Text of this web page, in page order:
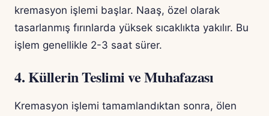
kremasyon işlemi başlar. Naaş, özel olarak
tasarlanmış fırınlarda yüksek sıcaklıkta yakılır. Bu
işlem genellikle 2-3 saat sürer.
4. Küllerin Teslimi ve Muhafazası
Kremasyon işlemi tamamlandıktan sonra, ölen